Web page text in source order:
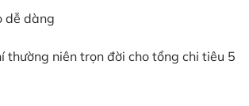
dễ dàng
niên trọn đời cho tổng chi tiêu 5